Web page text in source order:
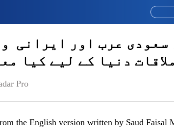
سعودی عرب اور ایرانی
ملاقات دنیا کے لیے کیا
Pro
the English version written by Saud Faisal